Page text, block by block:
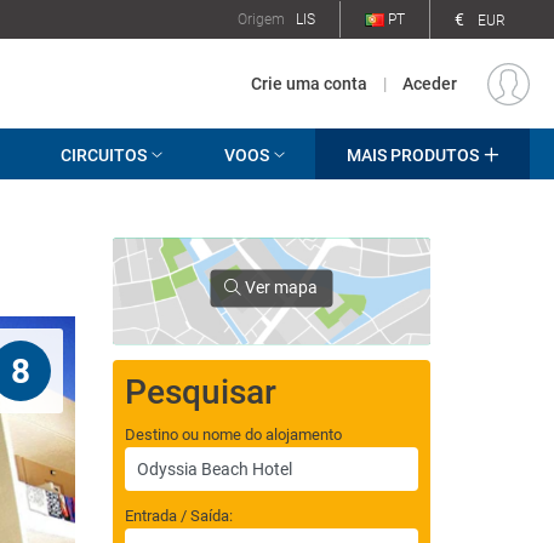
Origem LIS PT € EUR
Crie uma conta | Aceder
CIRCUITOS VOOS MAIS PRODUTOS
8
Ver mapa
Pesquisar
Destino ou nome do alojamento
Entrada / Saída: